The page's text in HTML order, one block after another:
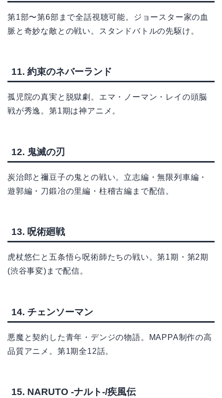
第1部〜第6部まで全話視聴可能。ジョースター家の血
脈と奇妙な敵との戦い。スタンドバトルの先駆け。
11. 約束のネバーランド
孤児院の真実と脱獄劇。エマ・ノーマン・レイの頭脳
戦が秀逸。第1期は神アニメ。
12. 鬼滅の刃
炭治郎と禰豆子の鬼との戦い。立志編・無限列車編・
遊郭編・刀鍛冶の里編・柱稽古編まで配信。
13. 呪術廻戦
虎杖悠仁と五条悟ら呪術師たちの戦い。第1期・第2期
(渋谷事変)まで配信。
14. チェンソーマン
悪魔と契約した青年・デンジの物語。MAPPA制作の高
品質アニメ。第1期全12話。
15. NARUTO -ナルト-/疾風伝